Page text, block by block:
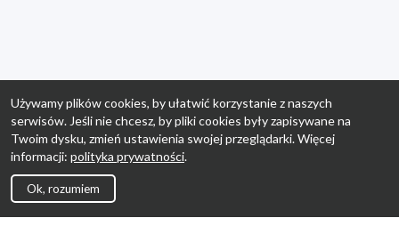
Używamy plików cookies, by ułatwić korzystanie z naszych
serwisów. Jeśli nie chcesz, by pliki cookies były zapisywane na
Twoim dysku, zmień ustawienia swojej przeglądarki. Więcej
informacji: polityka prywatności.
Ok, rozumiem